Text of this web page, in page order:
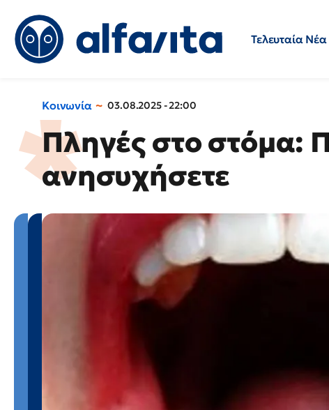
Τελευταία Νέα
Κοινωνία 03.08.2025 - 22:00
Πληγές στο στόμα:
ανησυχήσετε